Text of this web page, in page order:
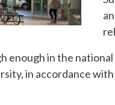
enough in the
in accordance